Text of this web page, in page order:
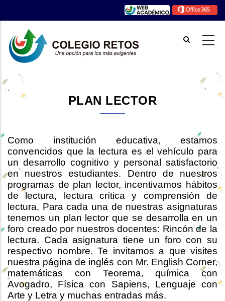
contenido
principal
PLAN LECTOR
Como institución educativa, estamos
convencidos que la lectura es el vehículo para
un desarrollo cognitivo y personal satisfactorio
en nuestros estudiantes. Dentro de nuestros
programas de plan lector, incentivamos hábitos
de lectura, lectura crítica y comprensión de
lectura. Para cada una de nuestras asignaturas
tenemos un plan lector que se desarrolla en un
foro creado por nuestros docentes: Rincón de la
lectura. Cada asignatura tiene un foro con su
respectivo nombre. Te invitamos a que visites
nuestra página de inglés con Mr. English Corner,
matemáticas con Teorema, química con
Avogadro, Física con Sapiens, Lenguaje con
Arte y Letra y muchas entradas más.